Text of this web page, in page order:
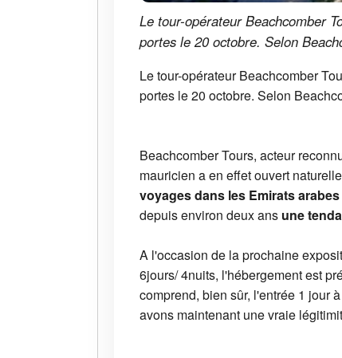
Le tour-opérateur Beachcomber
portes le 20 octobre. Selon
Le tour-opérateur Beachcomber
portes le 20 octobre. Selon
Beachcomber Tours, acteur
mauricien a en effet ouvert
voyages dans les Emirats
depuis environ deux ans une
A l'occasion de la prochaine
6jours/ 4nuits, l'hébergement est
comprend, bien sûr, l'entrée 1 jour
avons maintenant une vraie